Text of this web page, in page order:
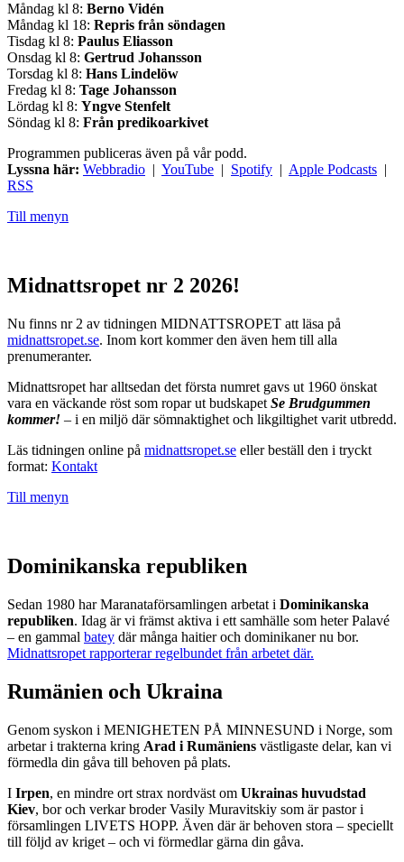
Måndag kl 8: Berno Vidén
Måndag kl 18: Repris från söndagen
Tisdag kl 8: Paulus Eliasson
Onsdag kl 8: Gertrud Johansson
Torsdag kl 8: Hans Lindelöw
Fredag kl 8: Tage Johansson
Lördag kl 8: Yngve Stenfelt
Söndag kl 8: Från predikoarkivet
Programmen publiceras även på vår podd.
Lyssna här: Webbradio | YouTube | Spotify | Apple Podcasts |
RSS
Till menyn
Midnattsropet nr 2 2026!
Nu finns nr 2 av tidningen MIDNATTSROPET att läsa på
midnattsropet.se. Inom kort kommer den även hem till alla
prenumeranter.
Midnattsropet har alltsedan det första numret gavs ut 1960 önskat
vara en väckande röst som ropar ut budskapet Se Brudgummen
kommer! – i en miljö där sömnaktighet och likgiltighet varit utbredd.
Läs tidningen online på midnattsropet.se eller beställ den i tryckt
format: Kontakt
Till menyn
Dominikanska republiken
Sedan 1980 har Maranataförsamlingen arbetat i Dominikanska
republiken. Idag är vi främst aktiva i ett samhälle som heter Palavé
– en gammal batey där många haitier och dominikaner nu bor.
Midnattsropet rapporterar regelbundet från arbetet där.
Rumänien och Ukraina
Genom syskon i MENIGHETEN PÅ MINNESUND i Norge, som
arbetar i trakterna kring Arad i Rumäniens västligaste delar, kan vi
förmedla din gåva till behoven på plats.
I Irpen, en mindre ort strax nordväst om Ukrainas huvudstad
Kiev, bor och verkar broder Vasily Muravitskiy som är pastor i
församlingen LIVETS HOPP. Även där är behoven stora – speciellt
till följd av kriget – och vi förmedlar gärna din gåva.